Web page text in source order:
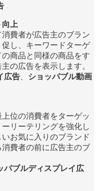
上
費者が広告主のブラン
し、キーワードターゲ
商品と同様の商品をす
の広告を表示します。
広告
ショッパブル動画
位の消費者をターゲッ
リーテリングを強化し
お気に入りのブランド
費者の前に広告主のブ
パブルディスプレイ広